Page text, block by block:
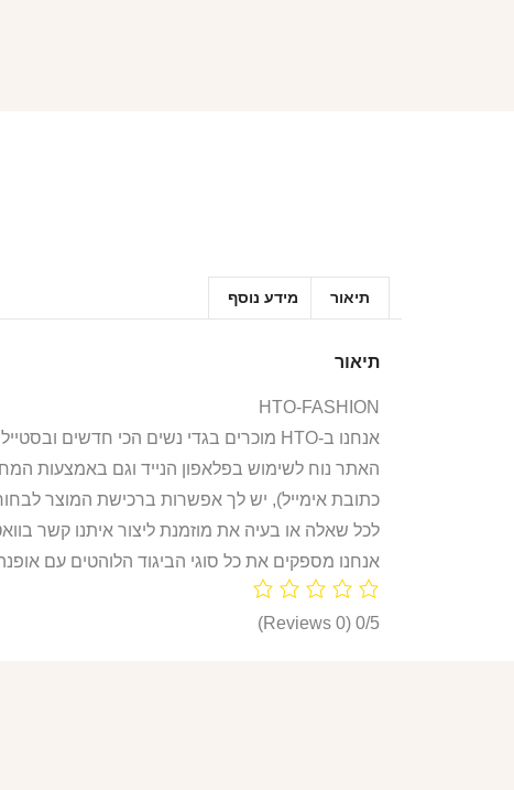
תיאור מידע נוסף
תיאור
HTO-FASHION
אנחנו ב-HTO מוכרים בגדי נשים הכי חדשים ובסטייל הכי לוהט! חולצות, חליפות ספורט, קפוצ’ונים, בגדי גוף, מחשופים, וכל מה שאישה או נערה צריכות היום!
האתר נוח לשימוש בפלאפון הנייד וגם באמצעות
כתובת אימייל), יש לך אפשרות ברכישת המוצר
לכל שאלה או בעיה את מוזמנת ליצור איתנו קשר
אנחנו מספקים את כל סוגי הביגוד הלוהטים עם
0/5
(0 Reviews)